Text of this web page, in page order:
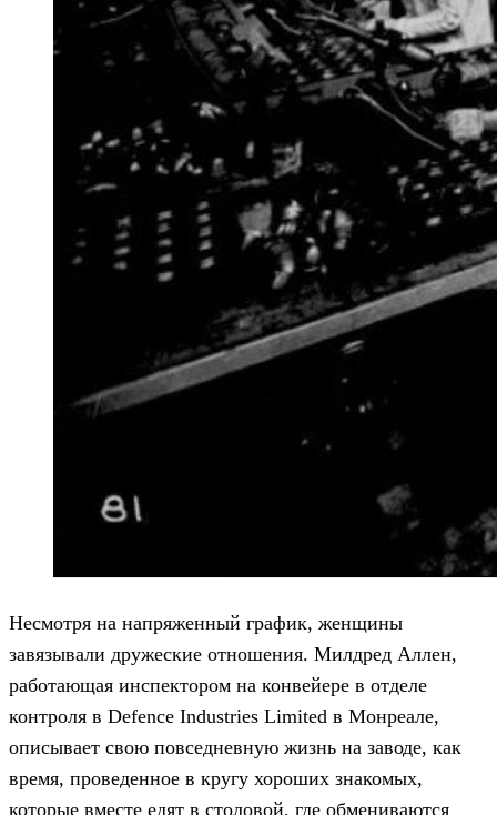
Несмотря на напряженный график, женщины
завязывали дружеские отношения. Милдред Аллен,
работающая инспектором на конвейере в отделе
контроля в Defence Industries Limited в Монреале,
описывает свою повседневную жизнь на заводе, как
время, проведенное в кругу хороших знакомых,
которые вместе едят в столовой, где обмениваются